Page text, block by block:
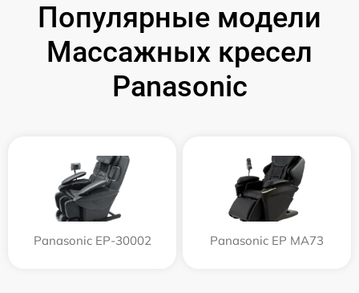
Популярные модели
Массажных кресел
Panasonic
Panasonic EP-30002 Panasonic EP MA73